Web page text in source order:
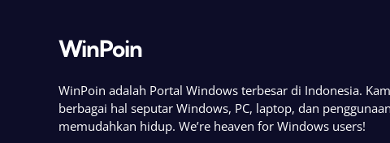
WinPoin
WinPoin adalah Portal Windows terbesar di Indonesia.
berbagai hal seputar Windows, PC, laptop, dan
memudahkan hidup. We’re heaven for Windows users!